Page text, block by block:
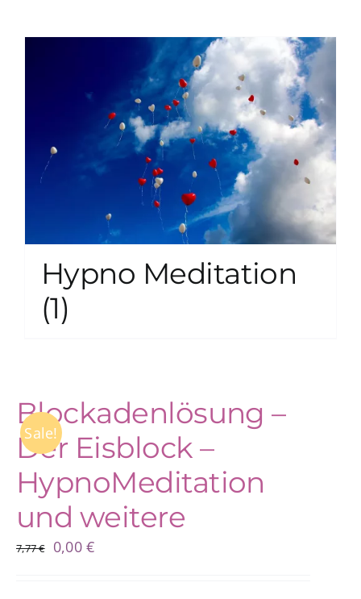
Hypno Meditation
(1)
Sale!
Blockadenlösung –
Der Eisblock –
HypnoMeditation
und weitere
7,77€
Ursprünglicher
0,00€Aktueller